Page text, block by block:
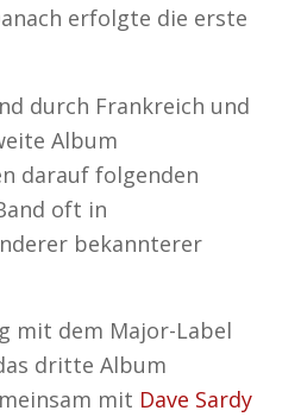
erfolgte die erste
durch Frankreich und
Album
darauf folgenden
oft in
bekannterer
mit dem Major-Label
dritte Album
mit Dave Sardy